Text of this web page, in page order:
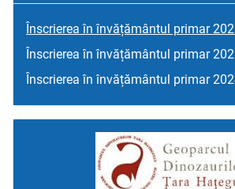
Înscrierea în învățământul primar
Înscrierea în învățământul primar
Înscrierea în învățământul primar